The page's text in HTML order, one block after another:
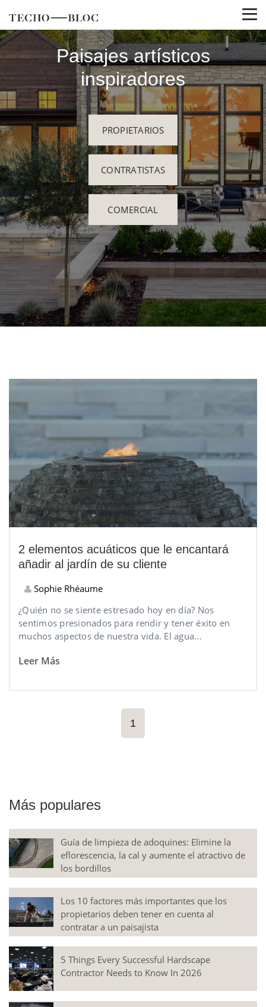
Paisajes artísticos
inspiradores
PROPIETARIOS
CONTRATISTAS
COMERCIAL
2 elementos acuáticos que le encantará
añadir al jardín de su cliente
Sophie Rhéaume
¿Quién no se siente estresado hoy en día? Nos
sentimos presionados para rendir y tener éxito en
muchos aspectos de nuestra vida. El agua...
Leer Más
1
Más populares
Guía de limpieza de adoquines: Elimine la
eflorescencia, la cal y aumente el atractivo de
los bordillos
Los 10 factores más importantes que los
propietarios deben tener en cuenta al
contratar a un paisajista
5 Things Every Successful Hardscape
Contractor Needs to Know In 2026